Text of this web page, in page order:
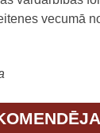
vecumā